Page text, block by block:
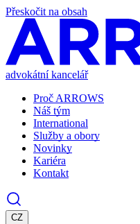
Přeskočit na obsah
advokátní kancelář
Proč ARROWS
Náš tým
International
Služby a obory
Novinky
Kariéra
Kontakt
CZ